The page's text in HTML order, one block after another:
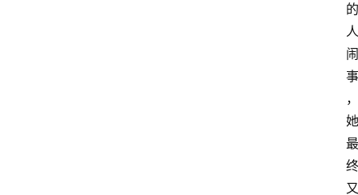
的
人
闹
事
，
她
最
终
又